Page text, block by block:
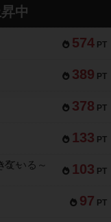
中
574 PT
389 PT
378 PT
133 PT
103 PT
ている～
97 PT